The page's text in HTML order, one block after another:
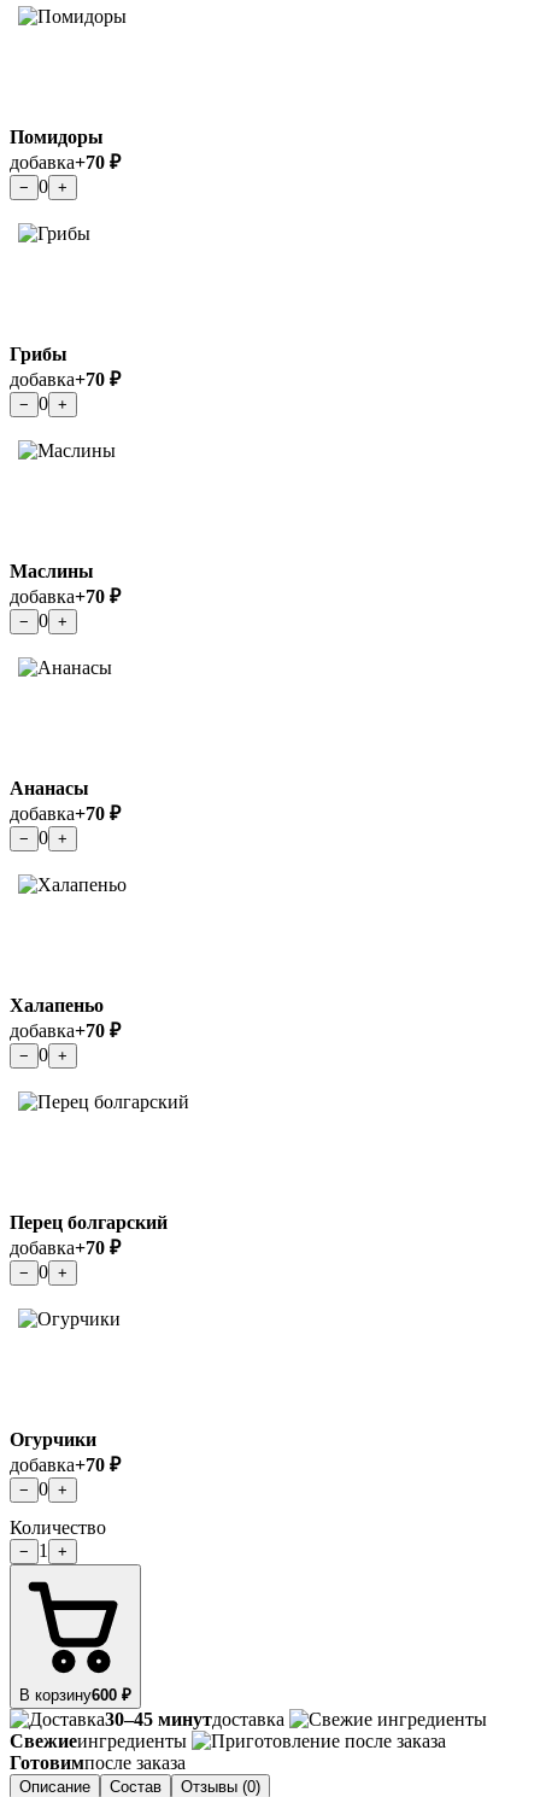
Помидоры
добавка+70 ₽
− 0 +
Грибы
добавка+70 ₽
− 0 +
Маслины
добавка+70 ₽
− 0 +
Ананасы
добавка+70 ₽
− 0 +
Халапеньо
добавка+70 ₽
− 0 +
Перец болгарский
добавка+70 ₽
− 0 +
Огурчики
добавка+70 ₽
− 0 +
Количество
− 1 +
В корзину600 ₽
30–45 минутдоставка
Свежиеингредиенты
Готовимпосле заказа
Описание Состав Отзывы (0)